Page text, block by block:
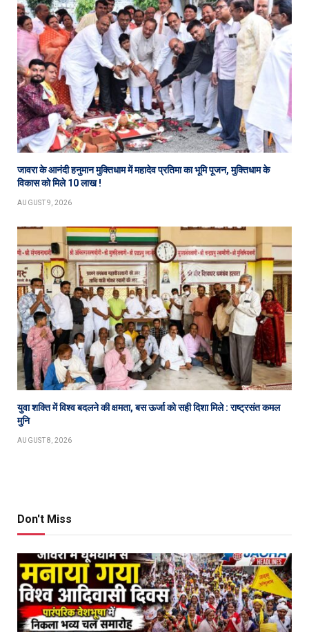
जावरा के आनंदी हनुमान मुक्तिधाम में महादेव प्रतिमा का भूमि पूजन, मुक्तिधाम के
विकास को मिले 10 लाख !
AUGUST 9, 2026
युवा शक्ति में विश्व बदलने की क्षमता, बस ऊर्जा को सही दिशा मिले : राष्ट्रसंत कमल
मुनि
AUGUST 8, 2026
Don't Miss